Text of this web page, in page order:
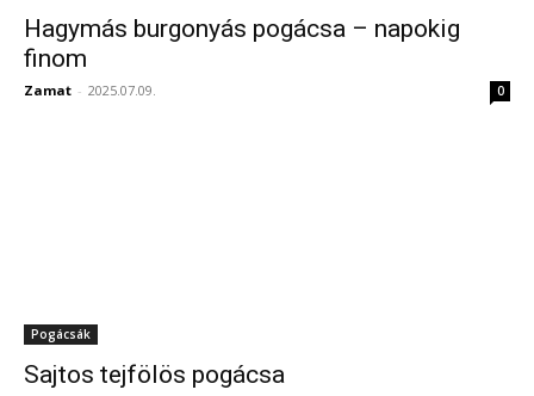
Hagymás burgonyás pogácsa – napokig
finom
Zamat - 2025.07.09. 0
Pogácsák
Sajtos tejfölös pogácsa